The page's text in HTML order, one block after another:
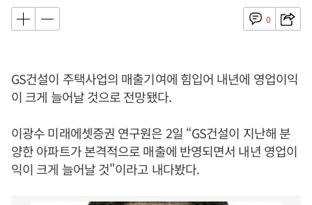
0
GS건설이 주택사업의 매출기여에 힘입어 내년에 영업이익
이 크게 늘어날 것으로 전망됐다.
이광수 미래에셋증권 연구원은 2일 “GS건설이 지난해 분
양한 아파트가 본격적으로 매출에 반영되면서 내년 영업이
익이 크게 늘어날 것"이라고 내다봤다.